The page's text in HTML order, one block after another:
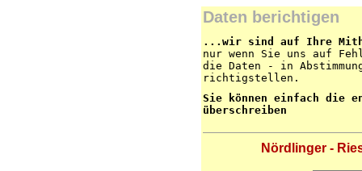
Daten berichtigen
...wir sind auf Ihre
nur wenn Sie uns auf
die Daten - in
richtigstellen.
Sie können einfach die
überschreiben
Nördlinger -